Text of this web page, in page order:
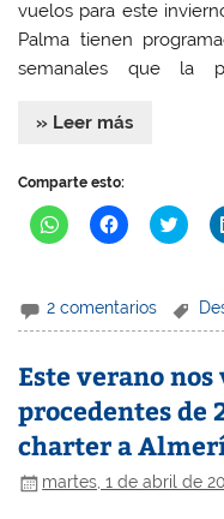
vuelos para este
Palma tienen
semanales que la
» Leer más
Comparte esto:
H
a
i
c
p
a
c
o
m
p
a
t
H
a
i
c
p
a
c
o
m
p
a
r
t
H
a
i
c
p
a
c
o
m
p
a
t
2 comentarios
Este verano
procedentes de
charter a
martes, 1 de abril de